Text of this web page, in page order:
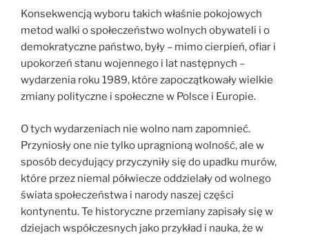
Konsekwencją wyboru takich właśnie pokojowych
metod walki o społeczeństwo wolnych obywateli i o
demokratyczne państwo, były – mimo cierpień, ofiar i
upokorzeń stanu wojennego i lat następnych –
wydarzenia roku 1989, które zapoczątkowały wielkie
zmiany polityczne i społeczne w Polsce i Europie.
O tych wydarzeniach nie wolno nam zapomnieć.
Przyniosły one nie tylko upragnioną wolność, ale w
sposób decydujący przyczyniły się do upadku murów,
które przez niemal półwiecze oddzielały od wolnego
świata społeczeństwa i narody naszej części
kontynentu. Te historyczne przemiany zapisały się w
dziejach współczesnych jako przykład i nauka, że w